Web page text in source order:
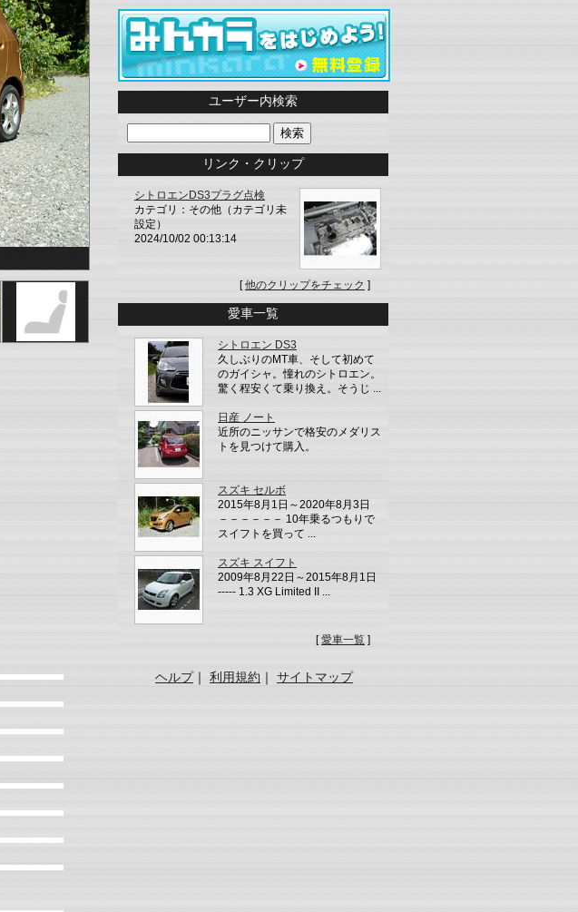
ユーザー内検索
リンク・クリップ
シトロエンDS3プラグ点検
カテゴリ：その他（カテゴリ未
設定）
2024/10/02 00:13:14
[他のクリップをチェック ]
愛車一覧
シトロエン DS3
久しぶりのMT車、そして初めて
のガイシャ。憧れのシトロエン。
驚く程安くて乗り換え。そうじ ...
日産 ノート
近所のニッサンで格安のメダリス
トを見つけて購入。
スズキ セルボ
2015年8月1日～2020年8月3日
－－－－－－ 10年乗るつもりで
スイフトを買って ...
スズキ スイフト
2009年8月22日～2015年8月1日
----- 1.3 XG Limited II ...
[愛車一覧 ]
ヘルプ｜ 利用規約 ｜ サイトマップ